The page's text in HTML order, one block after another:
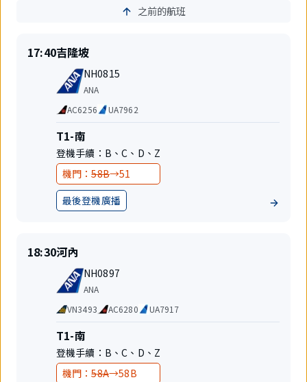
結
果
之前的航班
準
時
17:40目
的
吉隆坡
航
班
號
NH0815
航
公
司
ANA
代
碼
共
享
航
班
AC6256 UA7962
航
站
樓
T1-南
登機手續： B 、C 、 D 、 Z
機門：變
更
前
58B→變
更
後
51
地最後登機廣播
準
時
18:30目
的
河內
航
班
號
NH0897
航
公
司
ANA
代
碼
共
享
航
班
VN3493 AC6280 UA7917
航
站
樓
T1-南
登機手續： B 、C 、 D 、 Z
機門：變
58A→變
58B